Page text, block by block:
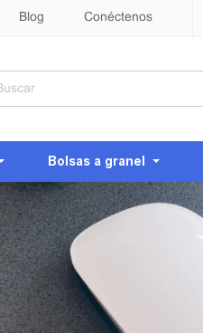
Blog Conéctenos
Bolsas a granel